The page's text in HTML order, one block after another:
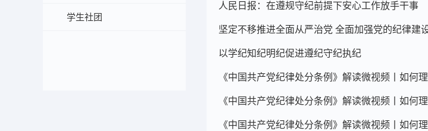
学生社团
人民日报：在遵规守纪前提下安心工作放手干事
坚定不移推进全面从严治党 全面加强党的纪律建
以学纪知纪明纪促进遵纪守纪执纪
《中国共产党纪律处分条例》解读微视频丨如何
《中国共产党纪律处分条例》解读微视频丨如何
《中国共产党纪律处分条例》解读微视频丨如何